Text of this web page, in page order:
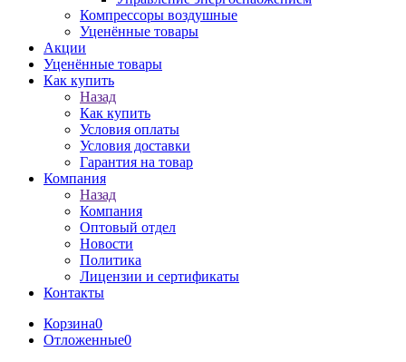
Компрессоры воздушные
Уценённые товары
Акции
Уценённые товары
Как купить
Назад
Как купить
Условия оплаты
Условия доставки
Гарантия на товар
Компания
Назад
Компания
Оптовый отдел
Новости
Политика
Лицензии и сертификаты
Контакты
Корзина0
Отложенные0